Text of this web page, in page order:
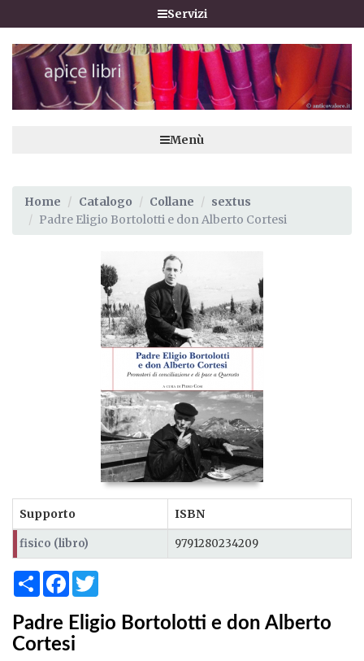
Servizi
Menù
Home Catalogo Collane
sextus
Padre Eligio Bortolotti e don Alberto Cortesi
Supporto ISBN
fisico (libro) 9791280234209
ShareFacebook
Padre Eligio Bortolotti e don Alberto
Cortesi